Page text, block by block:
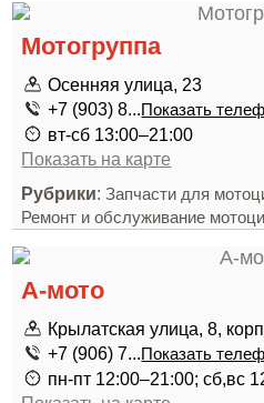
Мотогруппа
Осенняя улица, 23
+7 (903) 8...Показать
вт-сб 13:00–21:00
Показать на карте
Рубрики:Запчасти для
Ремонт и обслуживание
А-мото
Крылатская улица, 8,
+7 (906) 7...Показать
пн-пт 12:00–21:00; сб,вс